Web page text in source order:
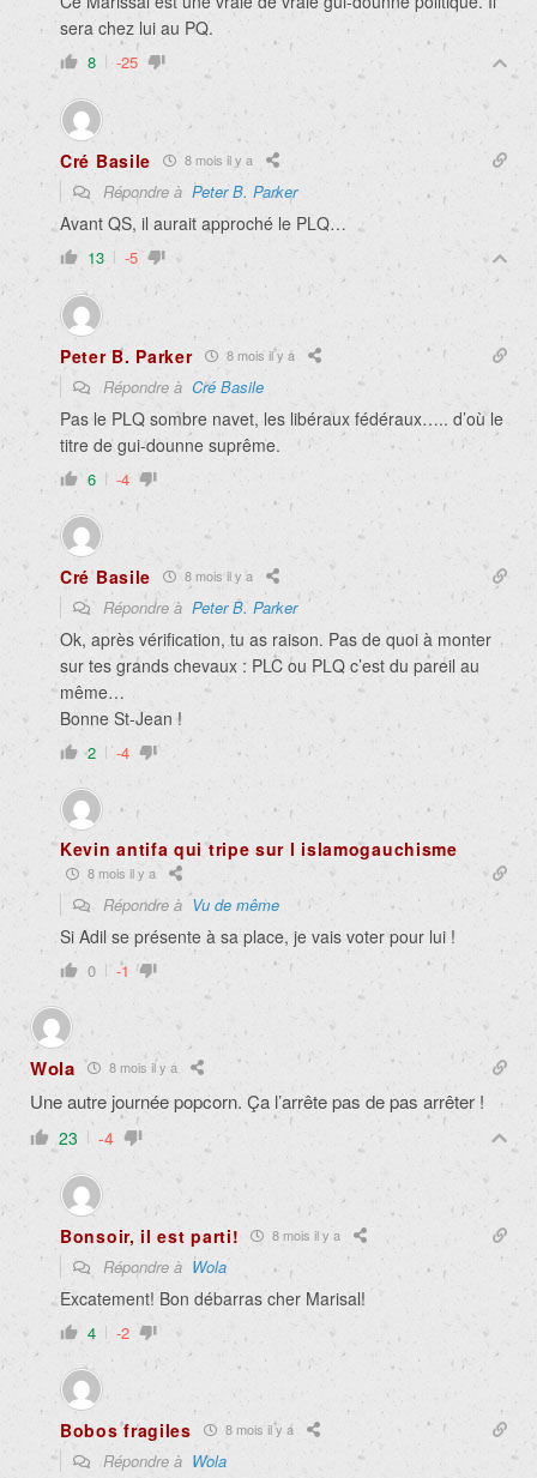
sera chez lui au PQ.
8 -25
Cré Basile 8 mois il y a
Répondre à Peter B. Parker
Avant QS, il aurait approché le PLQ…
13 -5
Peter B. Parker 8 mois il y a
Répondre à Cré Basile
Pas le PLQ sombre navet, les libéraux fédéraux….. d’où le
titre de gui-dounne suprême.
6 -4
Cré Basile 8 mois il y a
Répondre à Peter B. Parker
Ok, après vérification, tu as raison. Pas de quoi à monter
sur tes grands chevaux : PLC ou PLQ c’est du pareil au
même…
Bonne St-Jean !
2 -4
Kevin antifa qui tripe sur l islamogauchisme
8 mois il y a
Répondre à Vu de même
Si Adil se présente à sa place, je vais voter pour lui !
0 -1
Wola 8 mois il y a
Une autre journée popcorn. Ça l’arrête pas de pas arrêter !
23 -4
Bonsoir, il est parti! 8 mois il y a
Répondre à Wola
Excatement! Bon débarras cher Marisal!
4 -2
Bobos fragiles 8 mois il y a
Répondre à Wola